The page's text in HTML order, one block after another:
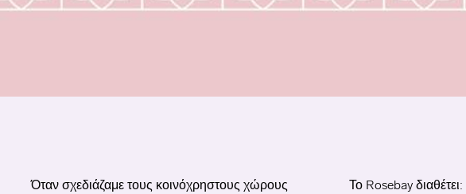
Όταν σχεδιάζαμε τους κοινόχρηστους χώρους
Το Rosebay διαθέτει: